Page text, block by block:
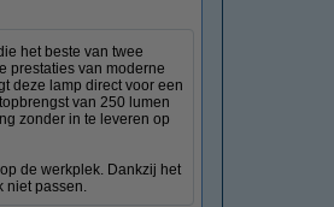
het beste van twee
prestaties van moderne
deze lamp direct voor een
van 250 lumen
zonder in te leveren op
de werkplek. Dankzij het
niet passen.